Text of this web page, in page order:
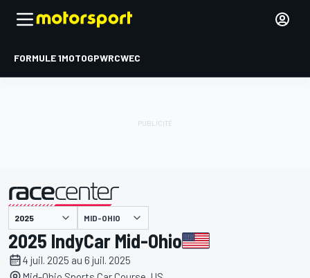
FORMULE 1MOTOGPWRCWEC
présenté par MID-OHIO
2025 IndyCar Mid-Ohio
4 juil. 2025 au 6 juil. 2025